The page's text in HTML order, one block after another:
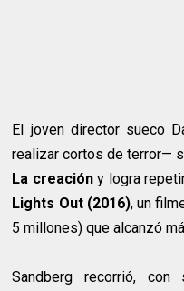
El joven director sueco
realizar cortos de terror—
La creacióny logra
Lights Out (2016), un
5 millones) que alcanzó
Sandberg recorrió,